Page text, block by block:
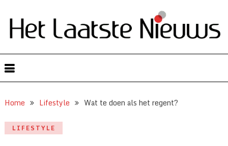
Home Lifestyle Wat te doen als het regent?
LIFESTYLE